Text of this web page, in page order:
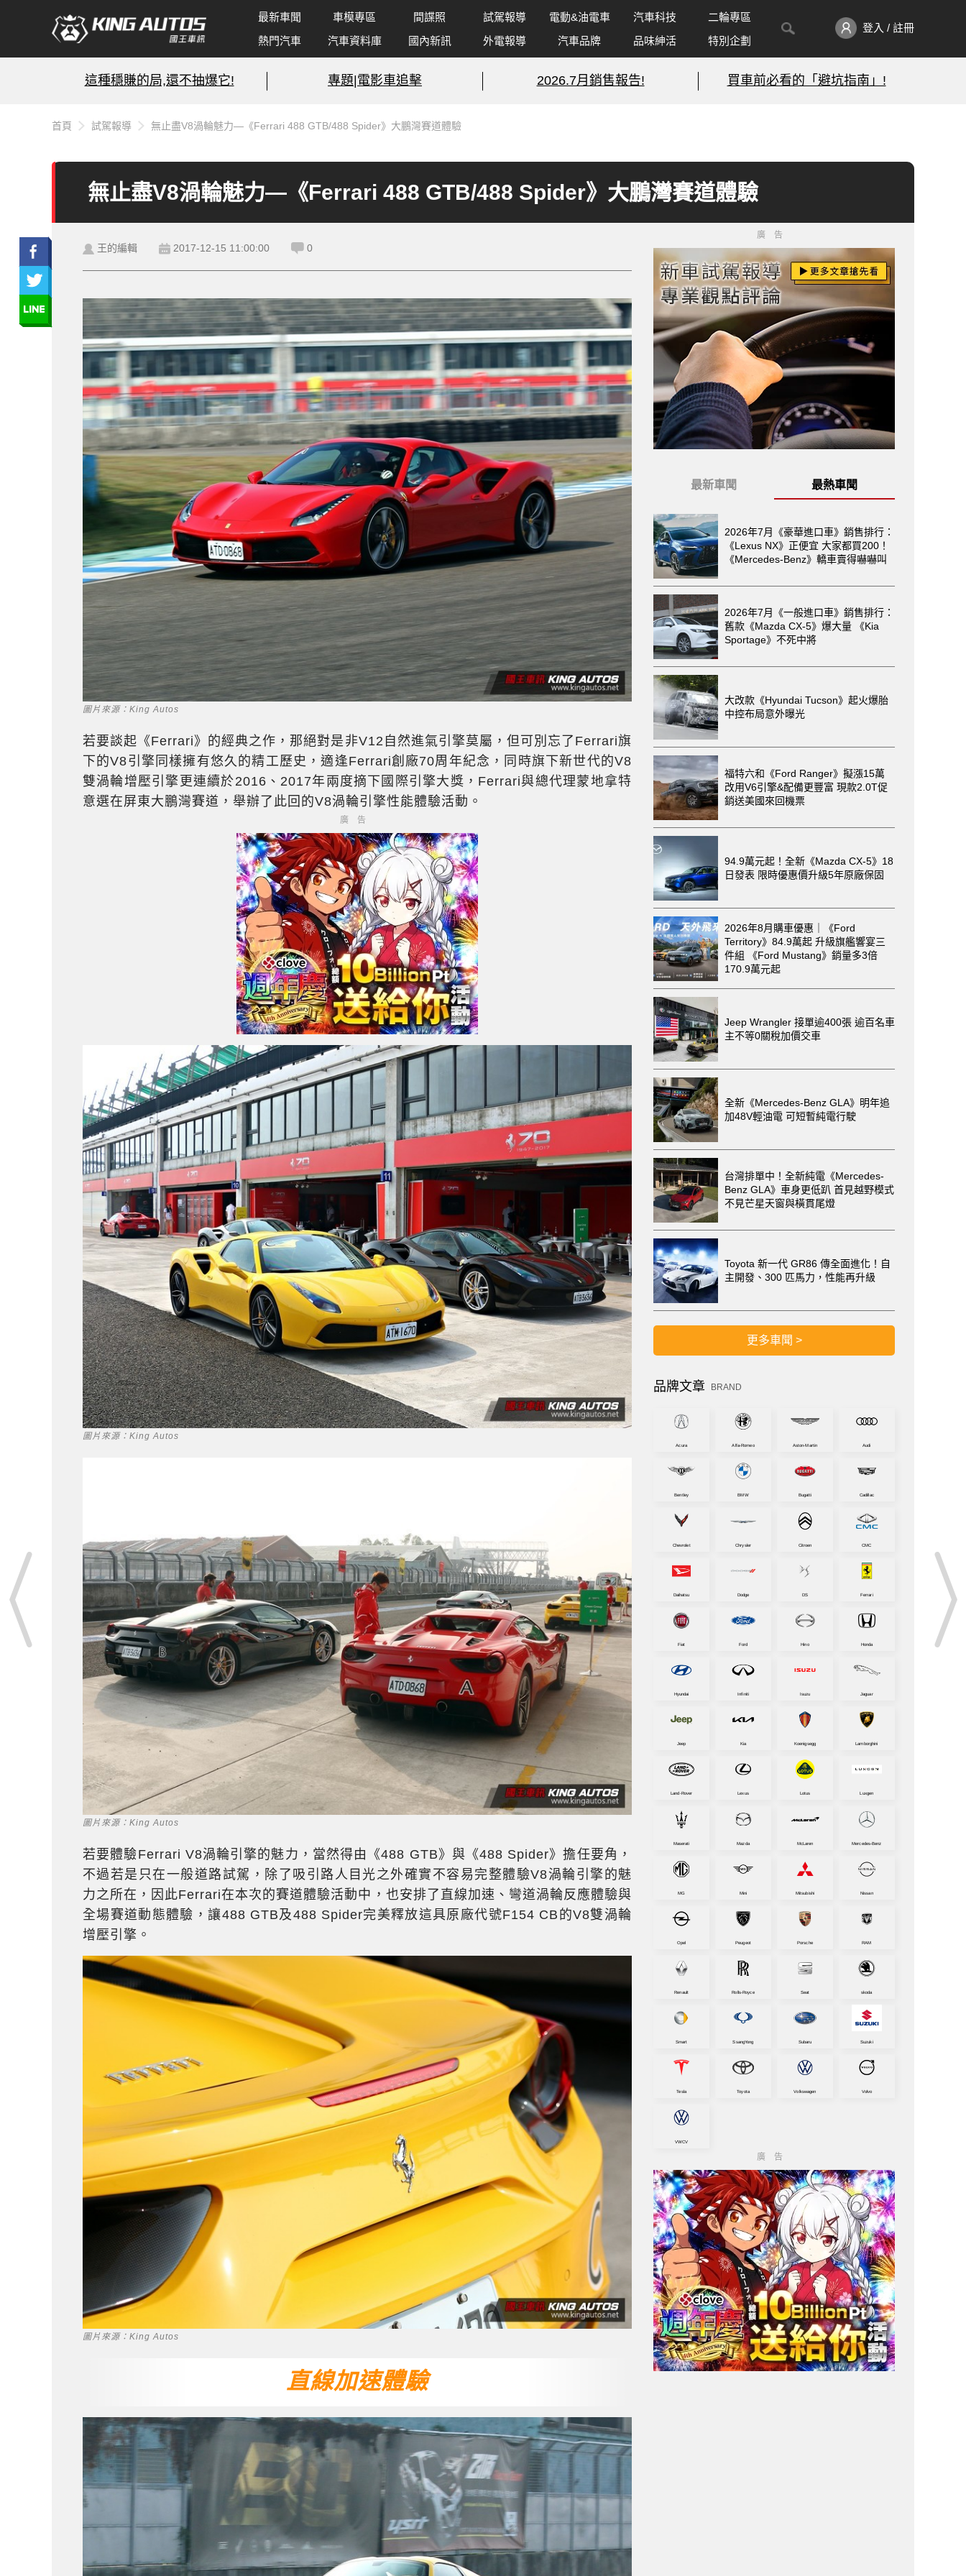
最新車聞 車模專區 間諜照 試駕報導 電動&油電車 汽車科技
二輪專區
熱門汽車
汽車資料庫 國內新訊 外電報導 汽車品牌 品味紳活 特別企劃
登入 / 註冊
這種穩賺的局,還不抽爆它! 專題|電影車追擊 2026.7月銷售報告! 買車前必看的「避坑指南」!
首頁 試駕報導 無止盡V8渦輪魅力—《Ferrari 488 GTB/488 Spider》大鵬灣賽道體驗
無止盡V8渦輪魅力—《Ferrari 488 GTB/488 Spider》大鵬灣賽道體驗
王的編輯 2017-12-15 11:00:00 0
圖片來源：King Autos
若要談起《Ferrari》的經典之作，那絕對是非V12自然進氣引擎莫屬，但可別忘了Ferrari旗
下的V8引擎同樣擁有悠久的精工歷史，適逢Ferrari創廠70周年紀念，同時旗下新世代的V8
雙渦輪增壓引擎更連續於2016、2017年兩度摘下國際引擎大獎，Ferrari與總代理蒙地拿特
意選在屏東大鵬灣賽道，舉辦了此回的V8渦輪引擎性能體驗活動。
廣告
圖片來源：King Autos
圖片來源：King Autos
若要體驗Ferrari V8渦輪引擎的魅力，當然得由《488 GTB》與《488 Spider》擔任要角，
不過若是只在一般道路試駕，除了吸引路人目光之外確實不容易完整體驗V8渦輪引擎的魅
力之所在，因此Ferrari在本次的賽道體驗活動中，也安排了直線加速、彎道渦輪反應體驗與
全場賽道動態體驗，讓488 GTB及488 Spider完美釋放這具原廠代號F154 CB的V8雙渦輪
增壓引擎。
圖片來源：King Autos
直線加速體驗
廣告
最新車聞 最熱車聞
2026年7月《豪華進口車》銷售排行：
《Lexus NX》正便宜 大家都買200！
《Mercedes-Benz》轎車賣得嚇嚇叫
2026年7月《一般進口車》銷售排行：
舊款《Mazda CX-5》爆大量 《Kia
Sportage》不死中將
大改款《Hyundai Tucson》起火爆胎
中控布局意外曝光
福特六和《Ford Ranger》擬漲15萬
改用V6引擎&配備更豐富 現款2.0T促
銷送美國來回機票
94.9萬元起！全新《Mazda CX-5》18
日發表 限時優惠價升級5年原廠保固
2026年8月購車優惠｜《Ford
Territory》84.9萬起 升級旗艦響宴三
件組 《Ford Mustang》銷量多3倍
170.9萬元起
Jeep Wrangler 接單逾400張 逾百名車
主不等0關稅加價交車
全新《Mercedes-Benz GLA》明年追
加48V輕油電 可短暫純電行駛
台灣排單中！全新純電《Mercedes-
Benz GLA》車身更低趴 首見越野模式
不見芒星天窗與橫貫尾燈
Toyota 新一代 GR86 傳全面進化！自
主開發、300 匹馬力，性能再升級
更多車聞 >
品牌文章 BRAND
Acura Alfa-Romeo Aston-Martin Audi
Bentley BMW Bugatti Cadillac
Chevrolet Chrysler Citroen CMC
Daihatsu Dodge DS Ferrari
Fiat Ford Hino Honda
Hyundai Infiniti Isuzu Jaguar
Jeep Kia Koenigsegg Lamborghini
Land-Rover Lexus Lotus Luxgen
Maserati Mazda McLaren Mercedes-Benz
MG Mini Mitsubishi Nissan
Opel Peugeot Porsche RAM
Renault Rolls-Royce Seat skoda
Smart SsangYong Subaru Suzuki
Tesla Toyota Volkswagen Volvo
VWCV
廣告